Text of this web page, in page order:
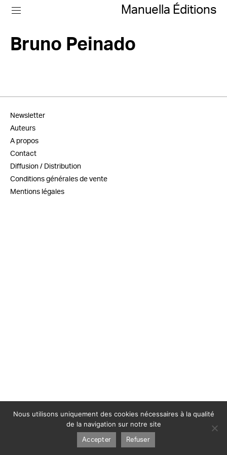
Manuella Éditions
Bruno Peinado
Newsletter
Auteurs
A propos
Contact
Diffusion / Distribution
Conditions générales de vente
Mentions légales
Nous utilisons uniquement des cookies nécessaires à la qualité
de la navigation sur notre site
Accepter Refuser